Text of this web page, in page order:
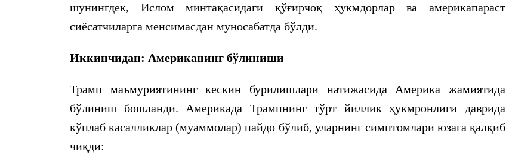
шунингдек, Ислом минтақасидаги қўғирчоқ ҳукмдорлар ва америкапараст
сиёсатчиларга менсимаcдан муносабатда бўлди.
Иккинчидан: Американинг бўлиниши
Трамп маъмуриятининг кескин бурилишлари натижасида Америка жамиятида
бўлиниш бошланди. Америкада Трампнинг тўрт йиллик ҳукмронлиги даврида
кўплаб касалликлар (муаммолар) пайдо бўлиб, уларнинг симптомлари юзага қалқиб
чиқди: